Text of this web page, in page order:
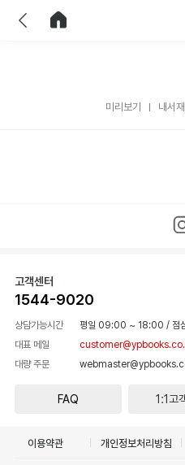
미리보기 내서
고객센터
1544-9020
상담가능시간 평일 09:00 ~ 18:00 / 점
대표 메일
대량 주문
FAQ 1:1고
이용약관 개인정보처리방침